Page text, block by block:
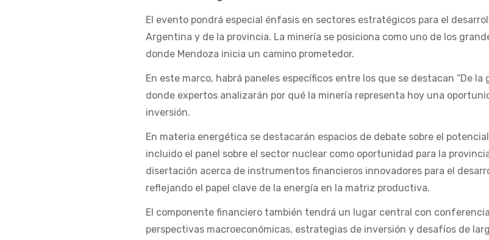
El evento pondrá especial énfasis en sectores estratégicos para el
Argentina y de la provincia. La minería se posiciona como uno de los
donde Mendoza inicia un camino prometedor.
En este marco, habrá paneles específicos entre los que se destacan “De la
donde expertos analizarán por qué la minería representa hoy una
inversión.
En materia energética se destacarán espacios de debate sobre el
incluido el panel sobre el sector nuclear como oportunidad para la
disertación acerca de instrumentos financieros innovadores para el
reflejando el papel clave de la energía en la matriz productiva.
El componente financiero también tendrá un lugar central con
perspectivas macroeconómicas, estrategias de inversión y desafíos de